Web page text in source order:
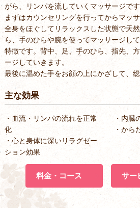
がら、リンパを流していくマッサージです
まずはカウンセリングを行ってからマッサ
全身をほぐしてリラックスした状態で天
ら、手のひらや腕を使ってマッサージし
特徴です。背中、足、手のひら、指先、
ージしていきます。
最後に温めた手をお顔の上にかざして、
主な効果
・血流・リンパの流れを正常
化
・内臓
・から
・心と身体に深いリラグゼー
ション効果
料金・コース サー